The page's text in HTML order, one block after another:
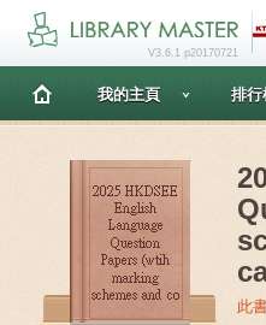
V3.6.1 p20170721
我的主頁 排行
此